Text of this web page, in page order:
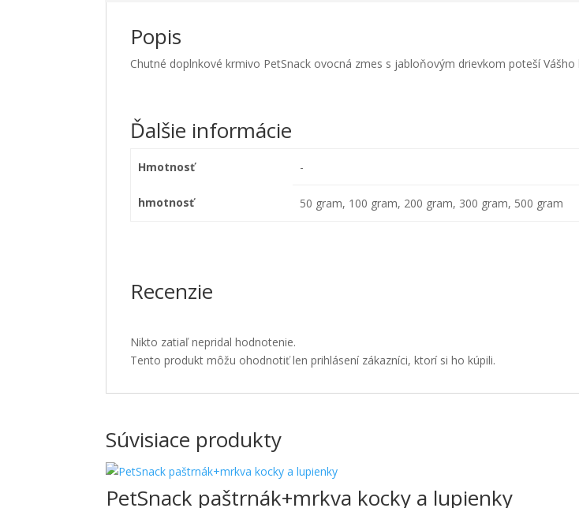
Popis
Chutné doplnkové krmivo PetSnack ovocná zmes s jabloňovým drievkom poteší Vášho
Ďalšie informácie
Hmotnosť -
hmotnosť 50 gram, 100 gram, 200 gram, 300 gram, 500 gram
Recenzie
Nikto zatiaľ nepridal hodnotenie.
Tento produkt môžu ohodnotiť len prihlásení zákazníci, ktorí si ho kúpili.
Súvisiace produkty
PetSnack paštrnák+mrkva kocky a lupienky